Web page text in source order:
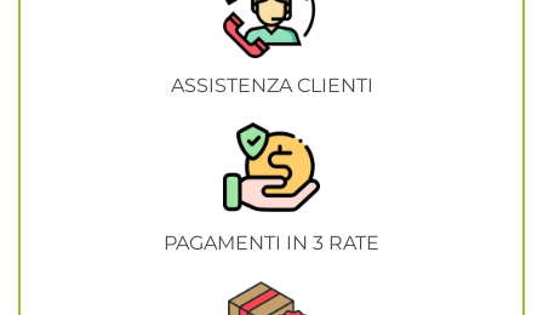
ASSISTENZA CLIENTI
PAGAMENTI IN 3 RATE